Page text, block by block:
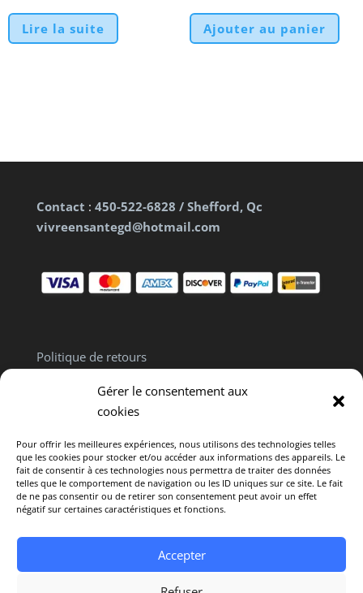
Gérer le consentement aux
cookies
Pour offrir les meilleures expériences, nous utilisons des technologies telles
que les cookies pour stocker et/ou accéder aux informations des appareils. Le
fait de consentir à ces technologies nous permettra de traiter des données
telles que le comportement de navigation ou les ID uniques sur ce site. Le fait
de ne pas consentir ou de retirer son consentement peut avoir un effet
négatif sur certaines caractéristiques et fonctions.
Accepter
Lire la suite Ajouter au panier
Contact : 450-522-6828 / Shefford, Qc
vivreensantegd@hotmail.com
Politique de retours
Clause de non responsabilité
Politique de cookies (CA)
ce site est fourni uniquement à titre informatif. Il ne
constitue en aucun cas un avis médical